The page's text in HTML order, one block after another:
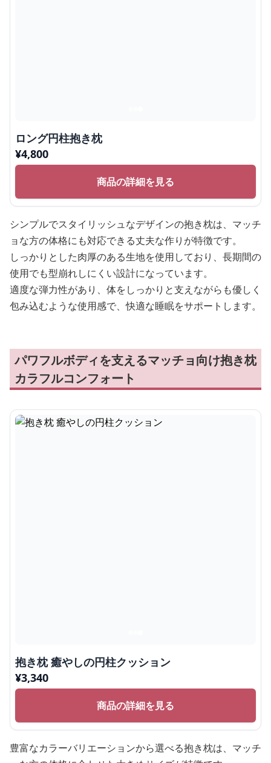
ロング円柱抱き枕
¥4,800
商品の詳細を見る
シンプルでスタイリッシュなデザインの抱き枕は、マッチ
ョな方の体格にも対応できる丈夫な作りが特徴です。
しっかりとした肉厚のある生地を使用しており、長期間の
使用でも型崩れしにくい設計になっています。
適度な弾力性があり、体をしっかりと支えながらも優しく
包み込むような使用感で、快適な睡眠をサポートします。
パワフルボディを支えるマッチョ向け抱き枕
カラフルコンフォート
抱き枕 癒やしの円柱クッション
¥3,340
商品の詳細を見る
豊富なカラーバリエーションから選べる抱き枕は、マッチ